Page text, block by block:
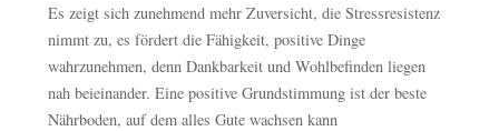
Es zeigt sich zunehmend mehr Zuversicht, die Stressresistenz
nimmt zu, es fördert die Fähigkeit, positive Dinge
wahrzunehmen, denn Dankbarkeit und Wohlbefinden liegen
nah beieinander. Eine positive Grundstimmung ist der beste
Nährboden, auf dem alles Gute wachsen kann